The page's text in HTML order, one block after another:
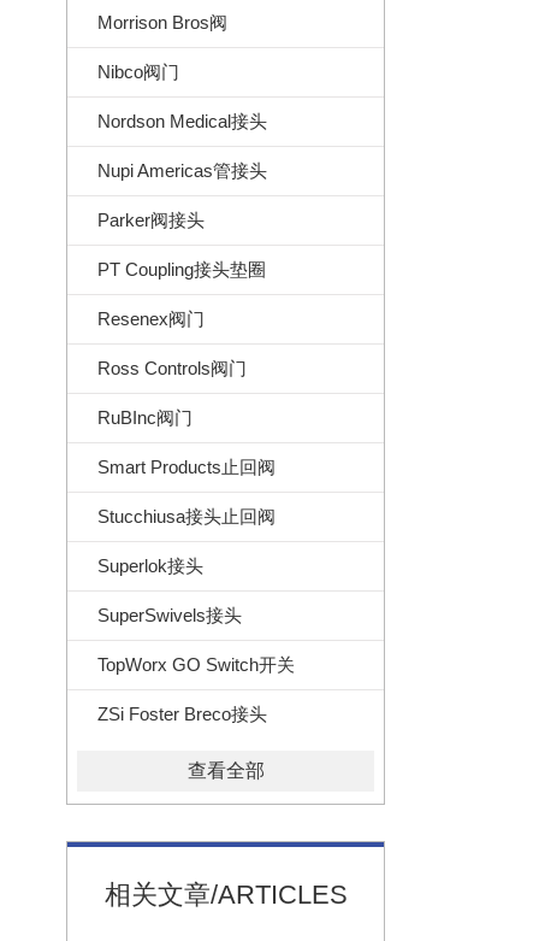
Morrison Bros阀
Nibco阀门
Nordson Medical接头
Nupi Americas管接头
Parker阀接头
PT Coupling接头垫圈
Resenex阀门
Ross Controls阀门
RuBInc阀门
Smart Products止回阀
Stucchiusa接头止回阀
Superlok接头
SuperSwivels接头
TopWorx GO Switch开关
ZSi Foster Breco接头
查看全部
相关文章/ARTICLES